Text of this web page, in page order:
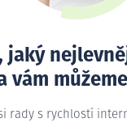
jaký
vám
rady s rychlostí